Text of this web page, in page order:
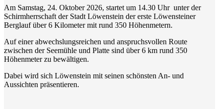
Am Samstag, 24. Oktober 2026, startet um 14.30 Uhr unter der
Schirmherrschaft der Stadt Löwenstein der erste Löwensteiner
Berglauf über 6 Kilometer mit rund 350 Höhenmetern.
Auf einer abwechslungsreichen und anspruchsvollen Route
zwischen der Seemühle und Platte sind über 6 km rund 350
Höhenmeter zu bewältigen.
Dabei wird sich Löwenstein mit seinen schönsten An- und
Aussichten präsentieren.